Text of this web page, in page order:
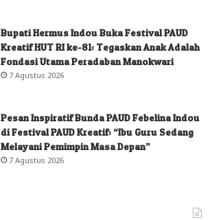
Bupati Hermus Indou Buka Festival PAUD
Kreatif HUT RI ke-81: Tegaskan Anak Adalah
Fondasi Utama Peradaban Manokwari
7 Agustus 2026
Pesan Inspiratif Bunda PAUD Febelina Indou
di Festival PAUD Kreatif: “Ibu Guru Sedang
Melayani Pemimpin Masa Depan”
7 Agustus 2026